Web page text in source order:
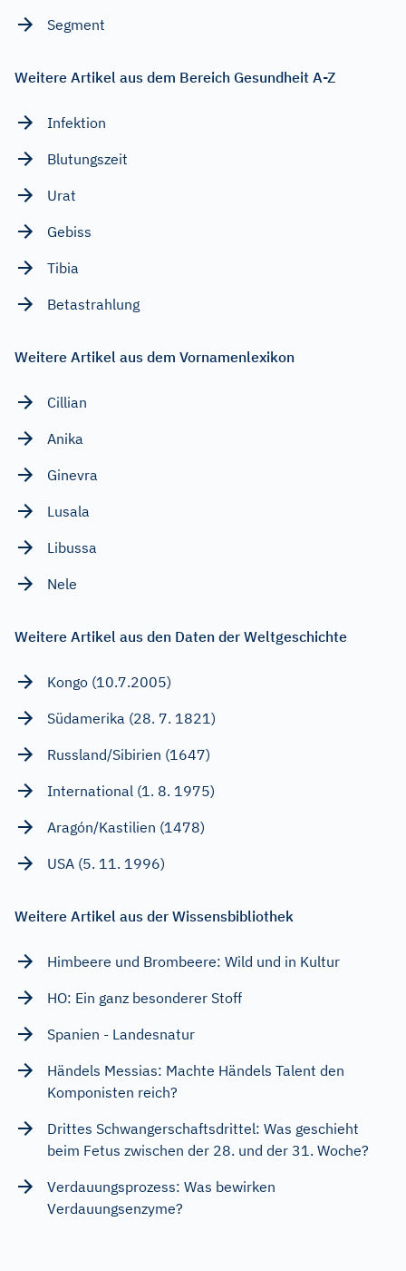
Segment
Weitere Artikel aus dem Bereich Gesundheit A-Z
Infektion
Blutungszeit
Urat
Gebiss
Tibia
Betastrahlung
Weitere Artikel aus dem Vornamenlexikon
Cillian
Anika
Ginevra
Lusala
Libussa
Nele
Weitere Artikel aus den Daten der Weltgeschichte
Kongo (10.7.2005)
Südamerika (28. 7. 1821)
Russland/Sibirien (1647)
International (1. 8. 1975)
Aragón/Kastilien (1478)
USA (5. 11. 1996)
Weitere Artikel aus der Wissensbibliothek
Himbeere und Brombeere: Wild und in Kultur
HO: Ein ganz besonderer Stoff
Spanien - Landesnatur
Händels Messias: Machte Händels Talent den
Komponisten reich?
Drittes Schwangerschaftsdrittel: Was geschieht
beim Fetus zwischen der 28. und der 31. Woche?
Verdauungsprozess: Was bewirken
Verdauungsenzyme?